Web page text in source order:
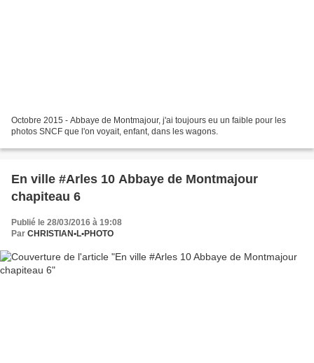
Octobre 2015 - Abbaye de Montmajour, j'ai toujours eu un faible pour les
photos SNCF que l'on voyait, enfant, dans les wagons.
En ville #Arles 10 Abbaye de Montmajour
chapiteau 6
Publié le 28/03/2016 à 19:08
Par CHRISTIAN•L•PHOTO